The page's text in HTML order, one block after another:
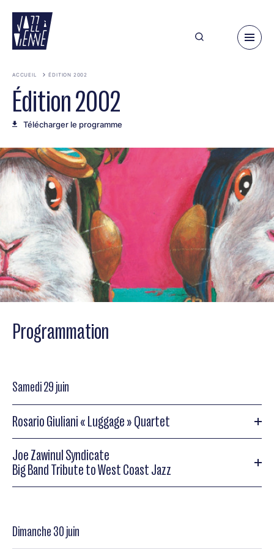
contenu
principal
ACCUEIL ÉDITION 2002
Édition 2002
Télécharger le programme
Programmation
Samedi 29 juin
Rosario Giuliani « Luggage » Quartet
Rosario Giuliani « Luggage » Quartet
Rosario Giuliani « Luggage » Quartet
Joe Zawinul Syndicate
Big Band Tribute to West Coast Jazz
Joe Zawinul Syndicate 70
Dimanche 30 juin